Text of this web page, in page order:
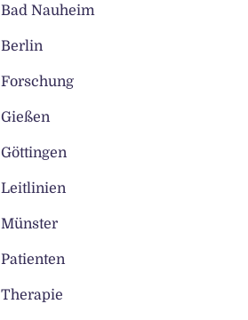
Bad Nauheim
Berlin
Forschung
Gießen
Göttingen
Leitlinien
Münster
Patienten
Therapie